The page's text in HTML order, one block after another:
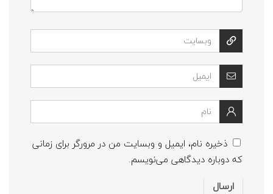
ذخیره نام، ایمیل و وبسایت من در مرورگر برای زمانی
که دوباره دیدگاهی می‌نویسم.